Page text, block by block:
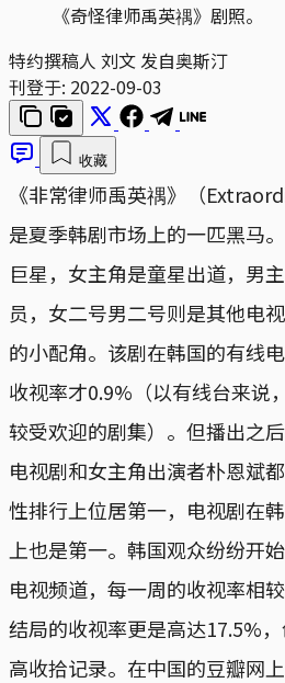
《奇怪律师禹英禑》剧照。
特约撰稿人 刘文 发自奥斯汀
刊登于: 2022-09-03
收藏
《非常律师禹英禑》（
是夏季韩剧市场上的一匹黑马
巨星，女主角是童星出道，男
员，女二号男二号则是其他电
的小配角。该剧在韩国的有线
收视率才0.9%（以有线台来说
较受欢迎的剧集）。但播出之
电视剧和女主角出演者朴恩斌
性排行上位居第一，电视剧在
上也是第一。韩国观众纷纷开
电视频道，每一周的收视率相
结局的收视率更是高达17.5%
高收拾记录。在中国的豆瓣网